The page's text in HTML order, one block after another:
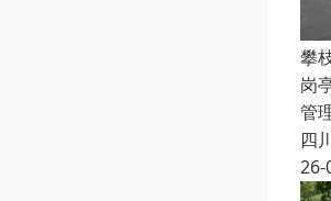
攀
岗
管
四
26-